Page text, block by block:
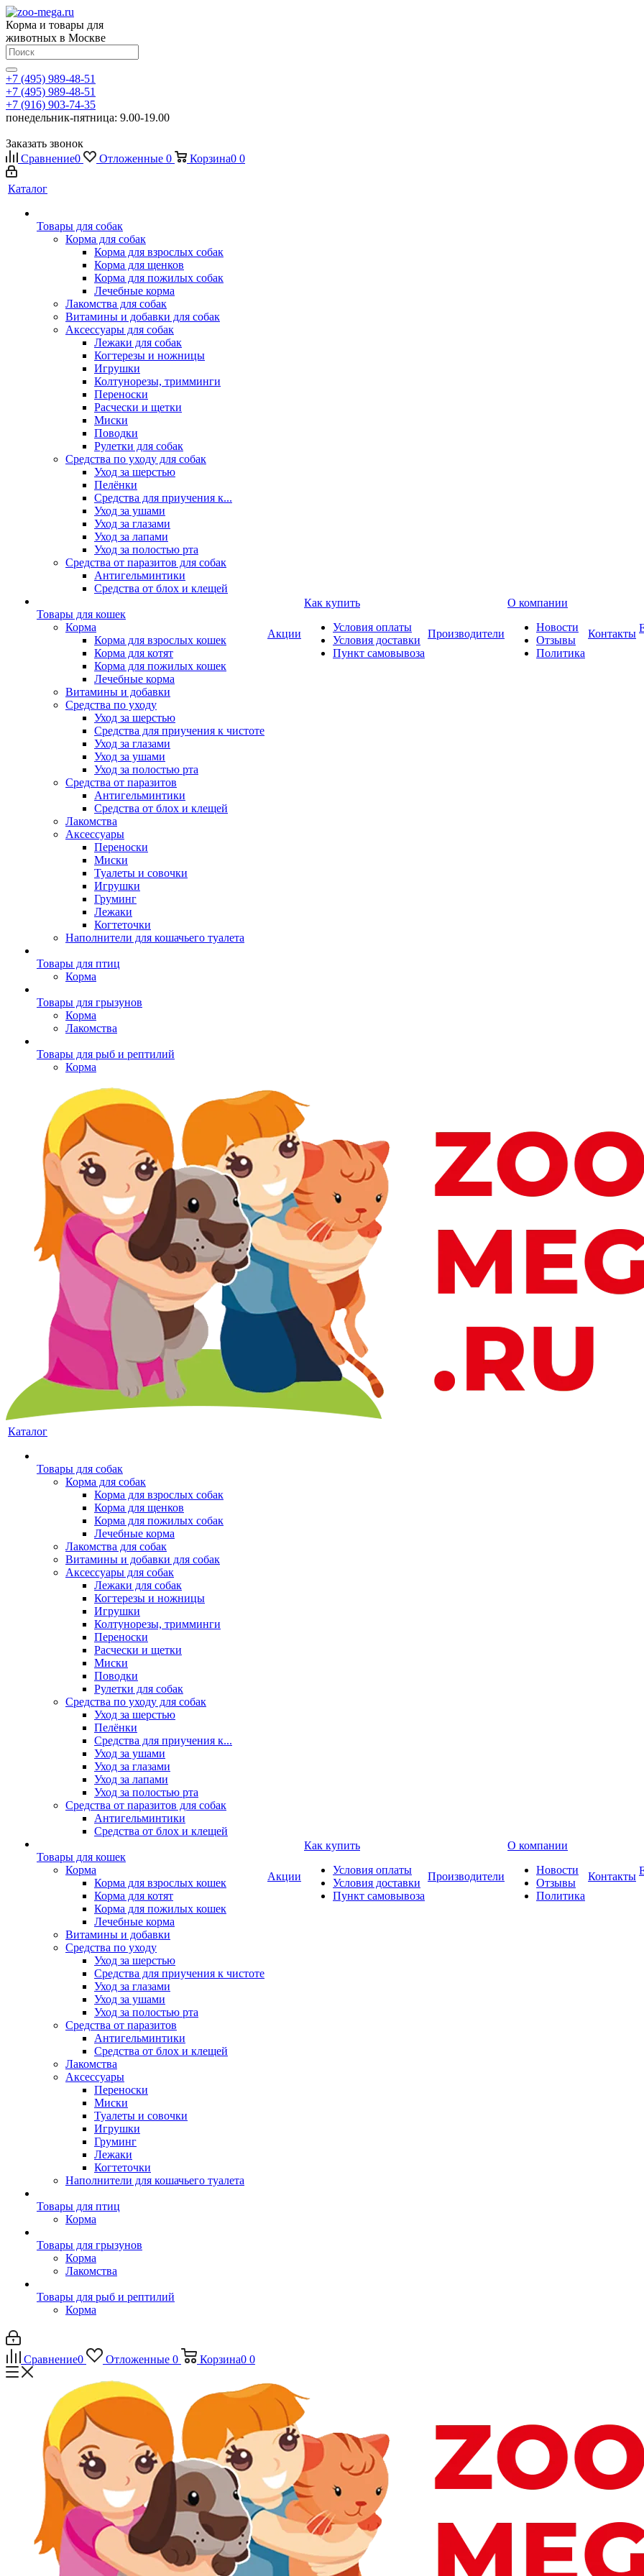
Корма и товары для
животных в Москве
+7 (495) 989-48-51
+7 (495) 989-48-51
+7 (916) 903-74-35
понедельник-пятница: 9.00-19.00
Заказать звонок
Сравнение0 Отложенные 0 Корзина0 0
Каталог
Товары для собак
Корма для собак
Корма для взрослых собак
Корма для щенков
Корма для пожилых собак
Лечебные корма
Лакомства для собак
Витамины и добавки для собак
Аксессуары для собак
Лежаки для собак
Когтерезы и ножницы
Игрушки
Колтунорезы, тримминги
Переноски
Расчески и щетки
Миски
Поводки
Рулетки для собак
Средства по уходу для собак
Уход за шерстью
Пелёнки
Средства для приучения к...
Уход за ушами
Уход за глазами
Уход за лапами
Уход за полостью рта
Средства от паразитов для собак
Антигельминтики
Средства от блох и клещей
Товары для кошек
Корма
Корма для взрослых кошек
Корма для котят
Корма для пожилых кошек
Лечебные корма
Витамины и добавки
Средства по уходу
Уход за шерстью
Средства для приучения к чистоте
Уход за глазами
Уход за ушами
Уход за полостью рта
Средства от паразитов
Антигельминтики
Средства от блох и клещей
Лакомства
Аксессуары
Переноски
Миски
Туалеты и совочки
Игрушки
Груминг
Лежаки
Когтеточки
Наполнители для кошачьего туалета
Товары для птиц
Корма
Товары для грызунов
Корма
Лакомства
Товары для рыб и рептилий
Корма
Акции
Как купить
Условия оплаты
Условия доставки
Пункт самовывоза
Производители
О компании
Новости
Отзывы
Политика
Контакты
Каталог
Товары для собак
Корма для собак
Корма для взрослых собак
Корма для щенков
Корма для пожилых собак
Лечебные корма
Лакомства для собак
Витамины и добавки для собак
Аксессуары для собак
Лежаки для собак
Когтерезы и ножницы
Игрушки
Колтунорезы, тримминги
Переноски
Расчески и щетки
Миски
Поводки
Рулетки для собак
Средства по уходу для собак
Уход за шерстью
Пелёнки
Средства для приучения к...
Уход за ушами
Уход за глазами
Уход за лапами
Уход за полостью рта
Средства от паразитов для собак
Антигельминтики
Средства от блох и клещей
Товары для кошек
Корма
Корма для взрослых кошек
Корма для котят
Корма для пожилых кошек
Лечебные корма
Витамины и добавки
Средства по уходу
Уход за шерстью
Средства для приучения к чистоте
Уход за глазами
Уход за ушами
Уход за полостью рта
Средства от паразитов
Антигельминтики
Средства от блох и клещей
Лакомства
Аксессуары
Переноски
Миски
Туалеты и совочки
Игрушки
Груминг
Лежаки
Когтеточки
Наполнители для кошачьего туалета
Товары для птиц
Корма
Товары для грызунов
Корма
Лакомства
Товары для рыб и рептилий
Корма
Акции
Как купить
Условия оплаты
Условия доставки
Пункт самовывоза
Производители
О компании
Новости
Отзывы
Политика
Контакты
Сравнение0 Отложенные 0 Корзина0 0